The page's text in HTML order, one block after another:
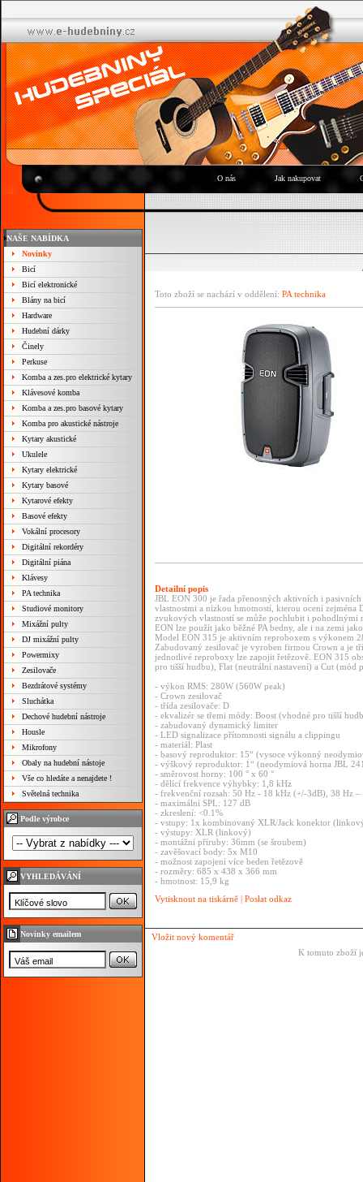
O nás Jak nakupovat
NAŠE NABÍDKA
Novinky
Bicí
Bicí elektronické
Blány na bicí
Hardware
Hudební dárky
Činely
Perkuse
Komba a zes.pro elektrické kytary
Klávesové komba
Komba a zes.pro basové kytary
Komba pro akustické nástroje
Kytary akustické
Ukulele
Kytary elektrické
Kytary basové
Kytarové efekty
Basové efekty
Vokální procesory
Digitální rekordéry
Digitální piána
Klávesy
PA technika
Studiové monitory
Mixážní pulty
DJ mixážní pulty
Powermixy
Zesilovače
Bezdrátové systémy
Sluchátka
Dechové hudební nástroje
Housle
Mikrofony
Obaly na hudební nástoje
Vše co hledáte a nenajdete !
Světelná technika
Podle výrobce
VYHLEDÁVÁNÍ
Novinky emailem
Toto zboží se nachází v oddělení: PA technika
Detailní popis
JBL EON 300 je řada přenosných aktivních i
vlastnostmi a nízkou hmotností, kterou ocení
zvukových vlastností se může pochlubit i pohodlnými
EON lze použít jako běžné PA bedny, ale i na zemi
Model EON 315 je aktivním reproboxem s výkonem
Zabudovaný zesilovač je vyroben firmou Crown a
jednotlivé reproboxy lze zapojit řetězově. EON 315
pro tišší hudbu), Flat (neutrální nastavení) a Cut (mód
- výkon RMS: 280W (560W peak)
- Crown zesilovač
- třída zesilovače: D
- ekvalizér se třemi módy: Boost (vhodné pro tišší
- zabudovaný dynamický limiter
- LED signalizace přítomnosti signálu a clippingu
- materiál: Plast
- basový reproduktor: 15“ (vysoce výkonný
- výškový reproduktor: 1“ (neodymiová horna JBL
- směrovost horny: 100 ° x 60 °
- dělící frekvence výhybky: 1,8 kHz
- frekvenční rozsah: 50 Hz - 18 kHz (+/-3dB), 38 Hz
- maximální SPL: 127 dB
- zkreslení: <0.1%
- vstupy: 1x kombinovaný XLR/Jack konektor
- výstupy: XLR (linkový)
- montážní příruby: 36mm (se šroubem)
- zavěšovací body: 5x M10
- možnost zapojení více beden řetězově
- rozměry: 685 x 438 x 366 mm
- hmotnost: 15,9 kg
Vytisknout na tiskárně | Poslat odkaz
Vložit nový komentář
K tomuto zboží